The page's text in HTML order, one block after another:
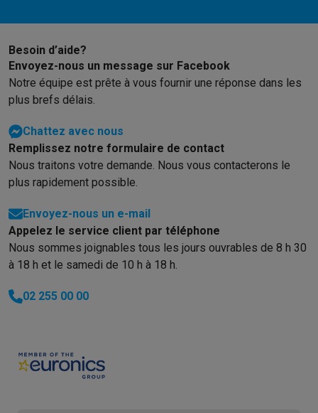
Besoin d’aide?
Envoyez-nous un message sur Facebook
Notre équipe est prête à vous fournir une réponse dans les
plus brefs délais.
Chattez avec nous
Remplissez notre formulaire de contact
Nous traitons votre demande. Nous vous contacterons le
plus rapidement possible.
Envoyez-nous un e-mail
Appelez le service client par téléphone
Nous sommes joignables tous les jours ouvrables de 8 h 30
à 18 h et le samedi de 10 h à 18 h.
02 255 00 00